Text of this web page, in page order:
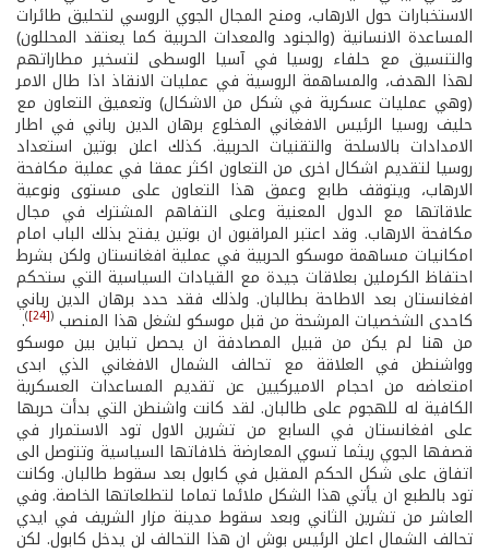
الاستخبارات حول الارهاب، ومنح المجال الجوي الروسي لتحليق طائرات
المساعدة الانسانية (والجنود والمعدات الحربية كما يعتقد المحللون)
والتنسيق مع حلفاء روسيا في آسيا الوسطى لتسخير مطاراتهم
لهذا الهدف، والمساهمة الروسية في عمليات الانقاذ اذا طال الامر
(وهي عمليات عسكرية في شكل من الاشكال) وتعميق التعاون مع
حليف روسيا الرئيس الافغاني المخلوع برهان الدين رباني في اطار
الامدادات بالاسلحة والتقنيات الحربية. كذلك اعلن بوتين استعداد
روسيا لتقديم اشكال اخرى من التعاون اكثر عمقا في عملية مكافحة
الارهاب، ويتوقف طابع وعمق هذا التعاون على مستوى ونوعية
علاقاتها مع الدول المعنية وعلى التفاهم المشترك في مجال
مكافحة الارهاب. وقد اعتبر المراقبون ان بوتين يفتح بذلك الباب امام
امكانيات مساهمة موسكو الحربية في عملية افغانستان ولكن بشرط
احتفاظ الكرملين بعلاقات جيدة مع القيادات السياسية التي ستحكم
افغانستان بعد الاطاحة بطالبان. ولذلك فقد حدد برهان الدين رباني
كاحدى الشخصيات المرشحة من قبل موسكو لشغل هذا المنصب (
[24]
)
.
من هنا لم يكن من قبيل المصادفة ان يحصل تباين بين موسكو
وواشنطن في العلاقة مع تحالف الشمال الافغاني الذي ابدى
امتعاضه من احجام الاميركيين عن تقديم المساعدات العسكرية
الكافية له للهجوم على طالبان. لقد كانت واشنطن التي بدأت حربها
على افغانستان في السابع من تشرين الاول تود الاستمرار في
قصفها الجوي ريثما تسوي المعارضة خلافاتها السياسية وتتوصل الى
اتفاق على شكل الحكم المقبل في كابول بعد سقوط طالبان. وكانت
تود بالطبع ان يأتي هذا الشكل ملائما تماما لتطلعاتها الخاصة. وفي
العاشر من تشرين الثاني وبعد سقوط مدينة مزار الشريف في ايدي
تحالف الشمال اعلن الرئيس بوش ان هذا التحالف لن يدخل كابول. لكن